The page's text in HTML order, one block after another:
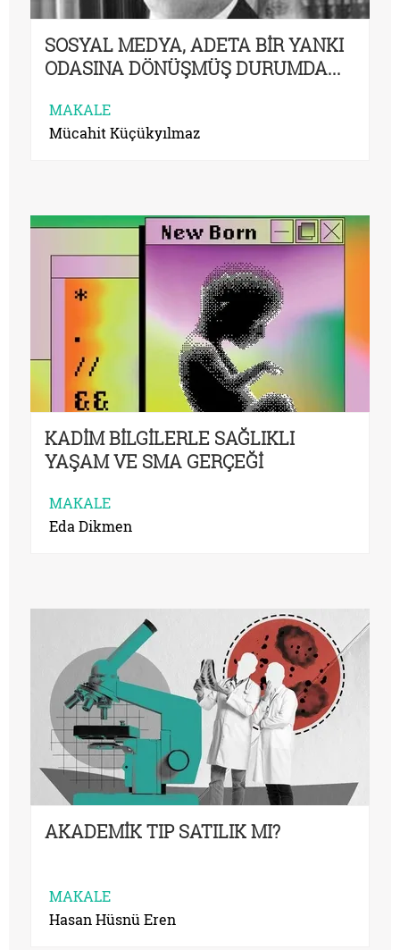
SOSYAL MEDYA, ADETA BİR YANKI
ODASINA DÖNÜŞMÜŞ DURUMDA...
MAKALE
Mücahit Küçükyılmaz
KADİM BİLGİLERLE SAĞLIKLI
YAŞAM VE SMA GERÇEĞİ
MAKALE
Eda Dikmen
AKADEMİK TIP SATILIK MI?
MAKALE
Hasan Hüsnü Eren